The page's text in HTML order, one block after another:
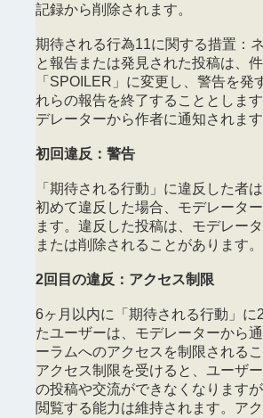
記録から削除されます。
期待される行為11に関する措置：
と報告または発見された投稿は、
「SPOILER」に変更し、警告を発
れらの報告を終了することとしま
デレーターから作者に通知されます
初回違反：警告
「期待される行動」に違反した者
初めて違反した場合、モデレータ
ます。違反した投稿は、モデレー
または削除されることがあります。
2回目の違反：アクセス制限
6ヶ月以内に「期待される行動」に
たユーザーは、モデレーターから
ーラムへのアクセスを制限されるこ
アクセス制限を受けると、ユーザ
の投稿や交流ができなくなります
閲覧する能力は維持されます。ア